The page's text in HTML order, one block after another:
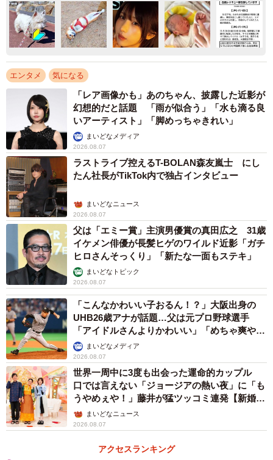
エンタメ 気になる
「レア画像かも」あのちゃん、披露した近影が
幻想的だと話題 「雨が似合う」「水も滴る良
いアーティスト」「脚めっちゃきれい」
まいどなメディア
2026.08.07
ラストライブ控えるT-BOLAN森友嵐士 にし
たん社長がTikTok内で独占インタビュー
まいどなニュース
2026.08.07
父は「エミー賞」主演男優賞の真田広之 31歳
イケメン俳優が長髪ヒゲのワイルド近影「ガチ
ヒロさんそっくり」「新たな一面もステキ」
まいどなトピック
2026.08.07
「こんなかわいい子おるん！？」大阪出身の
UHB26歳アナが話題…父は元プロ野球選手
「アイドルさんよりかわいい」「めちゃ爽や
か」まいどなメディア
2026.08.07
世界一周中に3度も出会った運命的カップル
口では言えない「ジョージアの熱い夜」に「も
うやめぇや！」藤井が猛ツッコミ連発【新婚さ
ん】まいどなニュース
2026.08.07
アクセスランキング